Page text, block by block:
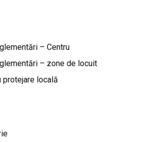
– Centru
– zone de locuit
protejare locală